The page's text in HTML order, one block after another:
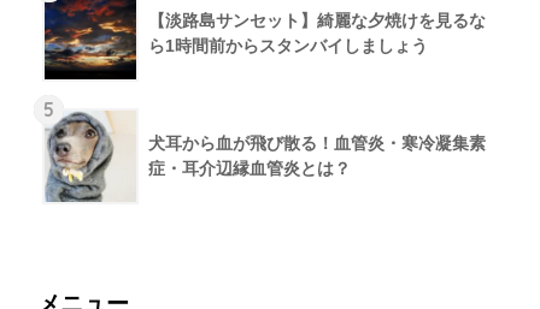
【淡路島サンセット】綺麗な夕焼けを見るな
ら1時間前からスタンバイしましょう
5
犬耳から血が飛び散る！血管炎・寒冷凝集素
症・耳介辺縁血管炎とは？
メニュー